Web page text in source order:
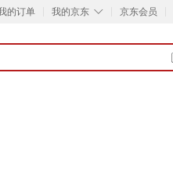
的订单 ◇
我的京东 京东会员